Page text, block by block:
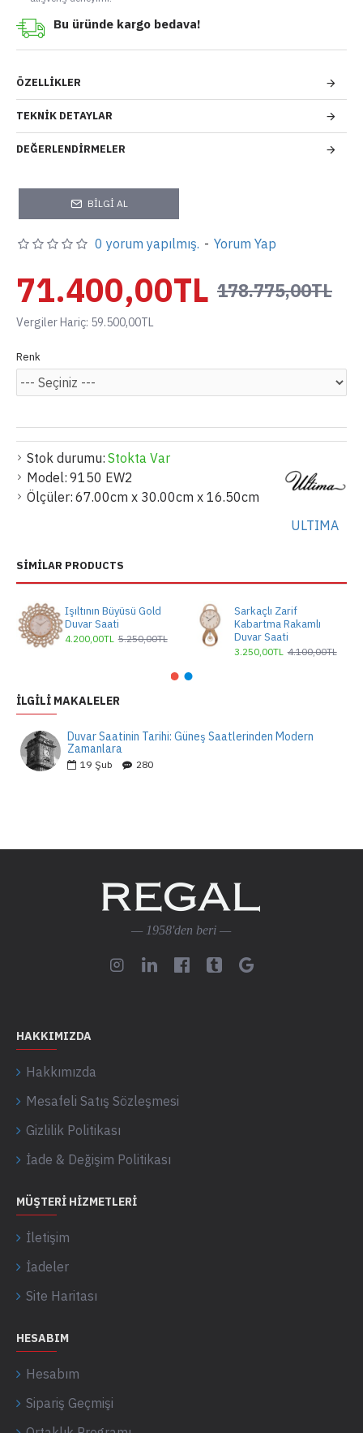
ÖZELLIKLER
TEKNIK DETAYLAR
DEĞERLENDIRMELER
BILGI AL
Bu üründe kargo bedava!
Stok durumu: Stokta Var
Model: 9150 EW2
Ölçüler: 67.00cm x 30.00cm x 16.50cm
ULTIMA
0 yorum yapılmış. - Yorum Yap
71.400,00TL 178.775,00TL
Vergiler Hariç: 59.500,00TL
Renk
SIMILAR PRODUCTS
Işıltının Büyüsü Gold
Duvar Saati
4.200,00TL 5.250,00TL
Sarkaçlı Zarif
Kabartma Rakamlı
Duvar Saati
3.250,00TL 4.100,00TL
İLGILI MAKALELER
Duvar Saatinin Tarihi: Güneş Saatlerinden Modern
Zamanlara
19 Şub 280
— 1958'den beri —
HAKKIMIZDA
Hakkımızda
Mesafeli Satış Sözleşmesi
Gizlilik Politikası
İade & Değişim Politikası
MÜŞTERI HIZMETLERI
İletişim
İadeler
Site Haritası
HESABIM
Hesabım
Sipariş Geçmişi